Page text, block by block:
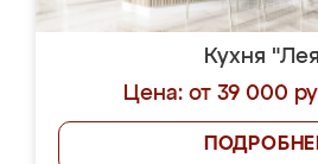
Кухня
Цена: от 39 000